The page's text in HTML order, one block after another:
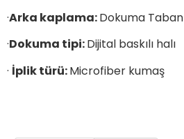
·Arka kaplama:Dokuma Taban
·Dokuma tipi:Dijital baskılı halı
· İplik türü:Microfiber kumaş